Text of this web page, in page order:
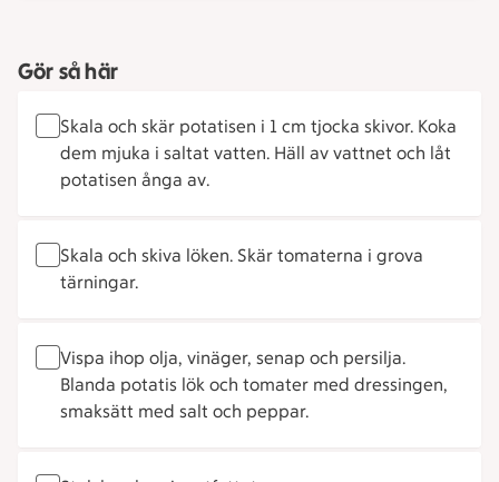
Gör så här
Skala och skär potatisen i 1 cm tjocka skivor. Koka
dem mjuka i saltat vatten. Häll av vattnet och låt
potatisen ånga av.
Skala och skiva löken. Skär tomaterna i grova
tärningar.
Vispa ihop olja, vinäger, senap och persilja.
Blanda potatis lök och tomater med dressingen,
smaksätt med salt och peppar.